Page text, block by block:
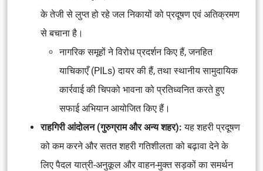
के तेजी से लुप्त हो रहे जल निकायों को प्रदूषण एवं अतिक्रमण
से बचाना है।
नागरिक समूहों ने विरोध प्रदर्शन किए हैं, जनहित
याचिकाएँ (PILs) दायर की हैं, तथा स्थानीय सामुदायिक
कार्रवाई की चिपको भावना को प्रतिध्वनित करते हुए
सफाई अभियान आयोजित किए हैं।
राहगिरी आंदोलन (गुरुग्राम और अन्य शहर):यह शहरी प्रदूषण
को कम करने और सतत शहरी गतिशीलता को बढ़ावा देने के
लिए पैदल यात्री-अनुकूल और वाहन-मुक्त सड़कों का समर्थन